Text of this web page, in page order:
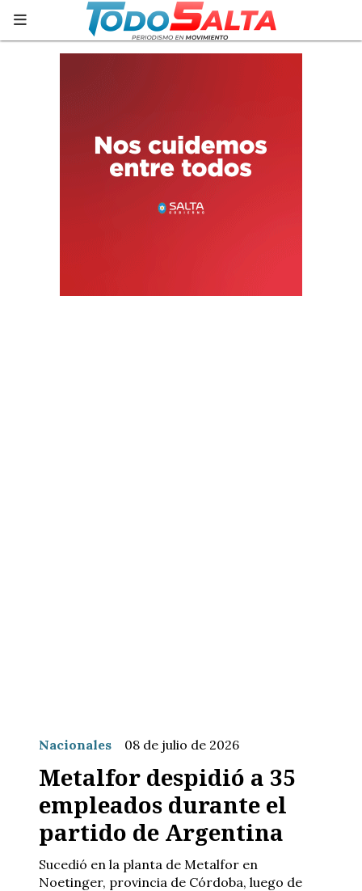
Metalfor despidió a 35
empleados durante el
partido de Argentina
Sucedió en la planta de Metalfor en
Noetinger, provincia de Córdoba, luego de
Nacionales 08 de julio de 2026